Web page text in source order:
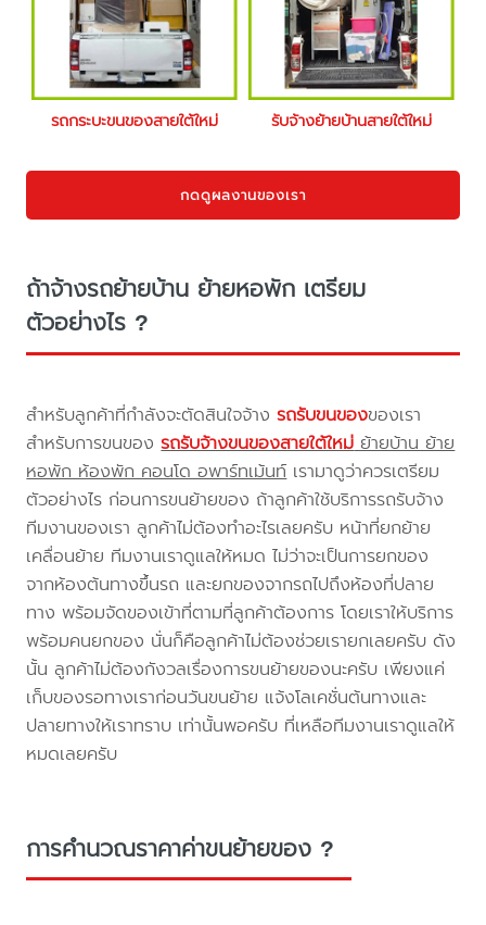
รถกระบะขนของสายใต้ใหม่ รับจ้างย้ายบ้านสายใต้ใหม่
กดดูผลงานของเรา
ถ้าจ้างรถย้ายบ้าน ย้ายหอพัก เตรียม
ตัวอย่างไร ?
สำหรับลูกค้าที่กำลังจะตัดสินใจจ้างรถรับขนของของเรา
สำหรับการขนของรถรับจ้างขนของสายใต้ใหม่ย้ายบ้าน ย้าย
หอพัก ห้องพัก คอนโด อพาร์ทเม้นท์เรามาดูว่าควรเตรียม
ตัวอย่างไร ก่อนการขนย้ายของ ถ้าลูกค้าใช้บริการรถรับจ้าง
ทีมงานของเรา ลูกค้าไม่ต้องทำอะไรเลยครับ หน้าที่ยกย้าย
เคลื่อนย้าย ทีมงานเราดูแลให้หมด ไม่ว่าจะเป็นการยกของ
จากห้องต้นทางขึ้นรถ และยกของจากรถไปถึงห้องที่ปลาย
ทาง พร้อมจัดของเข้าที่ตามที่ลูกค้าต้องการ โดยเราให้บริการ
พร้อมคนยกของ นั่นก็คือลูกค้าไม่ต้องช่วยเรายกเลยครับ ดัง
นั้น ลูกค้าไม่ต้องกังวลเรื่องการขนย้ายของนะครับ เพียงแค่
เก็บของรอทางเราก่อนวันขนย้าย แจ้งโลเคชั่นต้นทางและ
ปลายทางให้เราทราบ เท่านั้นพอครับ ที่เหลือทีมงานเราดูแลให้
หมดเลยครับ
การคำนวณราคาค่าขนย้ายของ ?